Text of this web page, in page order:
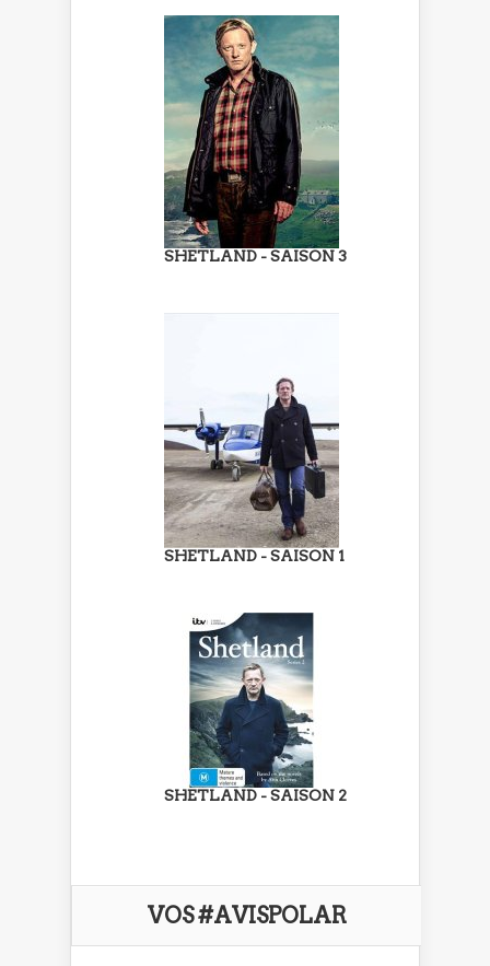
SHETLAND - SAISON 3
SHETLAND - SAISON 1
SHETLAND - SAISON 2
VOS #AVISPOLAR